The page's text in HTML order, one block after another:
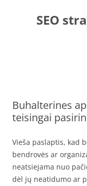
contentSEO
Buhalterines
teisingai
Vieša paslaptis, kad
bendrovės ar
neatsiejama nuo
dėl jų neatidumo ar